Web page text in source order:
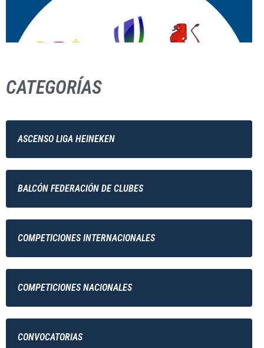
CATEGORÍAS
ASCENSO LIGA HEINEKEN
BALCÓN FEDERACIÓN DE CLUBES
COMPETICIONES INTERNACIONALES
COMPETICIONES NACIONALES
CONVOCATORIAS